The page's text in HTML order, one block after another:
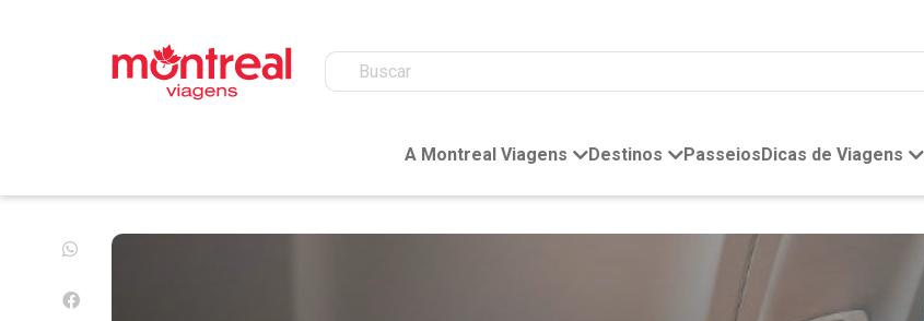
A Montreal Viagens Destinos Passeios Dicas de Viagens